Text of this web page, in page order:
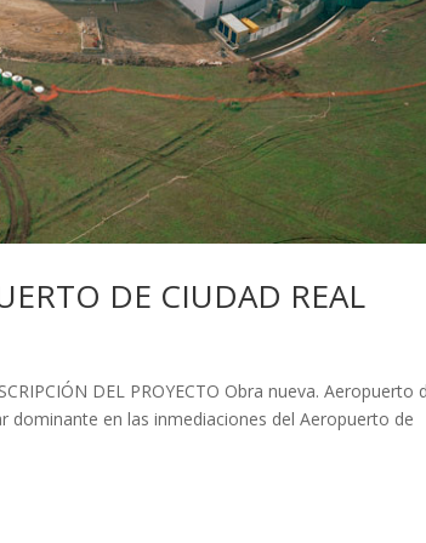
DE CIUDAD REAL
DEL PROYECTO Obra nueva. Aeropuerto
dominante en las inmediaciones del Aeropuerto de